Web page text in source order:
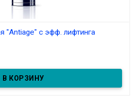
"Antiage" с эфф. лифтинга